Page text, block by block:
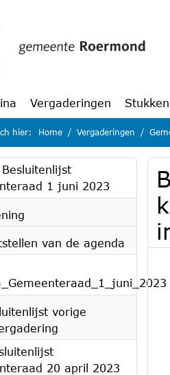
Vergaderingen
hier: Home Vergaderingen
1 juni 2023
van de agenda
vorige
20 april 2023